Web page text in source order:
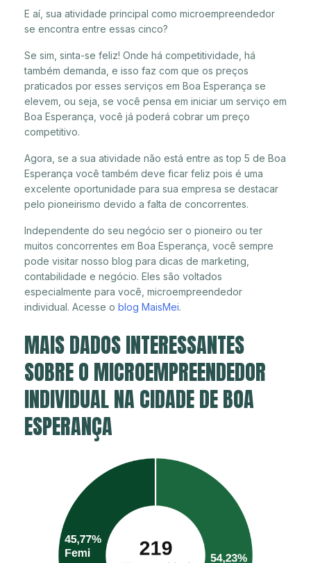
E aí, sua atividade principal como microempreendedor
se encontra entre essas cinco?
Se sim, sinta-se feliz! Onde há competitividade, há
também demanda, e isso faz com que os preços
praticados por esses serviços em Boa Esperança se
elevem, ou seja, se você pensa em iniciar um serviço em
Boa Esperança, você já poderá cobrar um preço
competitivo.
Agora, se a sua atividade não está entre as top 5 de Boa
Esperança você também deve ficar feliz pois é uma
excelente oportunidade para sua empresa se destacar
pelo pioneirismo devido a falta de concorrentes.
Independente do seu negócio ser o pioneiro ou ter
muitos concorrentes em Boa Esperança, você sempre
pode visitar nosso blog para dicas de marketing,
contabilidade e negócio. Eles são voltados
especialmente para você, microempreendedor
individual. Acesse o blog MaisMei.
MAIS DADOS INTERESSANTES
SOBRE O MICROEMPREENDEDOR
INDIVIDUAL NA CIDADE DE BOA
ESPERANÇA